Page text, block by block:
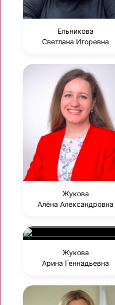
Ельникова
Светлана Игоревна
Жукова
Алёна Александровна
Жукова
Арина Геннадьевна